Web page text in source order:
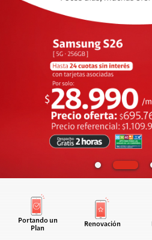
Portando un
Plan
Renovación